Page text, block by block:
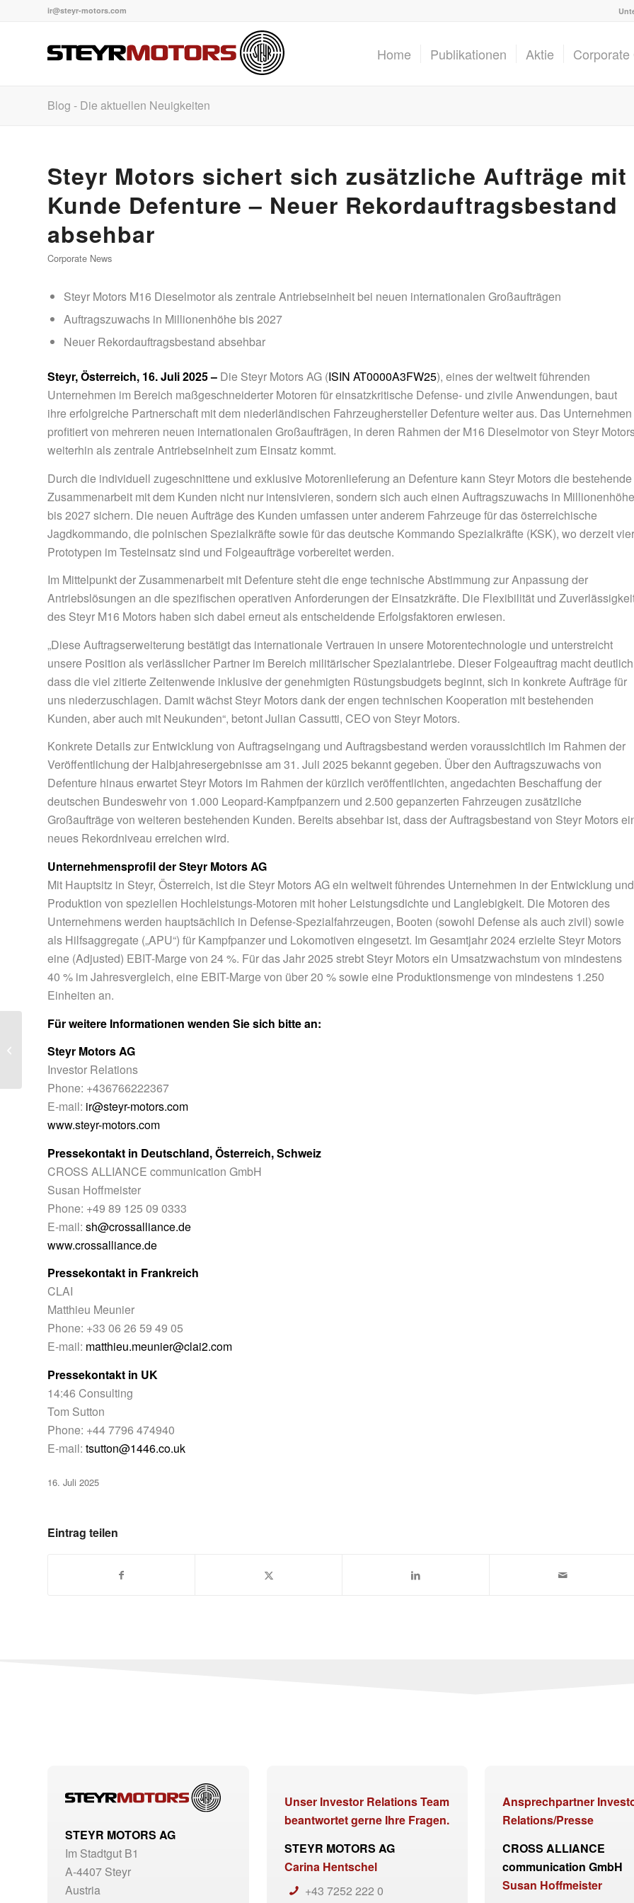
ir@steyr-motors.com
Home Publikationen Aktie
Blog - Die aktuellen Neuigkeiten
Steyr Motors sichert sich zusätzliche Aufträge mit
Kunde Defenture – Neuer Rekordauftragsbestand
absehbar
Corporate News
Steyr Motors M16 Dieselmotor als zentrale Antriebseinheit bei neuen internationalen Großaufträgen
Auftragszuwachs in Millionenhöhe bis 2027
Neuer Rekordauftragsbestand absehbar
Steyr, Österreich, 16. Juli 2025 – Die Steyr Motors AG (ISIN AT0000A3FW25), eines der weltweit führenden
Unternehmen im Bereich maßgeschneiderter Motoren für einsatzkritische Defense- und zivile Anwendungen, baut
ihre erfolgreiche Partnerschaft mit dem niederländischen Fahrzeughersteller Defenture weiter aus. Das Unternehmen
profitiert von mehreren neuen internationalen Großaufträgen, in deren Rahmen der M16 Dieselmotor von Steyr
weiterhin als zentrale Antriebseinheit zum Einsatz kommt.
Durch die individuell zugeschnittene und exklusive Motorenlieferung an Defenture kann Steyr Motors die bestehende
Zusammenarbeit mit dem Kunden nicht nur intensivieren, sondern sich auch einen Auftragszuwachs in Millionenhöhe
bis 2027 sichern. Die neuen Aufträge des Kunden umfassen unter anderem Fahrzeuge für das österreichische
Jagdkommando, die polnischen Spezialkräfte sowie für das deutsche Kommando Spezialkräfte (KSK), wo derzeit vier
Prototypen im Testeinsatz sind und Folgeaufträge vorbereitet werden.
Im Mittelpunkt der Zusammenarbeit mit Defenture steht die enge technische Abstimmung zur Anpassung der
Antriebslösungen an die spezifischen operativen Anforderungen der Einsatzkräfte. Die Flexibilität und
des Steyr M16 Motors haben sich dabei erneut als entscheidende Erfolgsfaktoren erwiesen.
„Diese Auftragserweiterung bestätigt das internationale Vertrauen in unsere Motorentechnologie und unterstreicht
unsere Position als verlässlicher Partner im Bereich militärischer Spezialantriebe. Dieser Folgeauftrag macht
dass die viel zitierte Zeitenwende inklusive der genehmigten Rüstungsbudgets beginnt, sich in konkrete Aufträge für
uns niederzuschlagen. Damit wächst Steyr Motors dank der engen technischen Kooperation mit bestehenden
Kunden, aber auch mit Neukunden“, betont Julian Cassutti, CEO von Steyr Motors.
Konkrete Details zur Entwicklung von Auftragseingang und Auftragsbestand werden voraussichtlich im Rahmen der
Veröffentlichung der Halbjahresergebnisse am 31. Juli 2025 bekannt gegeben. Über den Auftragszuwachs von
Defenture hinaus erwartet Steyr Motors im Rahmen der kürzlich veröffentlichten, angedachten Beschaffung der
deutschen Bundeswehr von 1.000 Leopard-Kampfpanzern und 2.500 gepanzerten Fahrzeugen zusätzliche
Großaufträge von weiteren bestehenden Kunden. Bereits absehbar ist, dass der Auftragsbestand von Steyr Motors
neues Rekordniveau erreichen wird.
Unternehmensprofil der Steyr Motors AG
Mit Hauptsitz in Steyr, Österreich, ist die Steyr Motors AG ein weltweit führendes Unternehmen in der Entwicklung und
Produktion von speziellen Hochleistungs-Motoren mit hoher Leistungsdichte und Langlebigkeit. Die Motoren des
Unternehmens werden hauptsächlich in Defense-Spezialfahrzeugen, Booten (sowohl Defense als auch zivil) sowie
als Hilfsaggregate („APU“) für Kampfpanzer und Lokomotiven eingesetzt. Im Gesamtjahr 2024 erzielte Steyr Motors
eine (Adjusted) EBIT-Marge von 24 %. Für das Jahr 2025 strebt Steyr Motors ein Umsatzwachstum von mindestens
40 % im Jahresvergleich, eine EBIT-Marge von über 20 % sowie eine Produktionsmenge von mindestens 1.250
Einheiten an.
Für weitere Informationen wenden Sie sich bitte an:
Steyr Motors AG
Investor Relations
Phone: +436766222367
E-mail: ir@steyr-motors.com
www.steyr-motors.com
Pressekontakt in Deutschland, Österreich, Schweiz
CROSS ALLIANCE communication GmbH
Susan Hoffmeister
Phone: +49 89 125 09 0333
E-mail: sh@crossalliance.de
www.crossalliance.de
Pressekontakt in Frankreich
CLAI
Matthieu Meunier
Phone: +33 06 26 59 49 05
E-mail: matthieu.meunier@clai2.com
Pressekontakt in UK
14:46 Consulting
Tom Sutton
Phone: +44 7796 474940
E-mail: tsutton@1446.co.uk
16. Juli 2025
Eintrag teilen
STEYR MOTORS AG
Im Stadtgut B1
A-4407 Steyr
Austria
Unser Investor Relations Team
beantwortet gerne Ihre Fragen.
STEYR MOTORS AG
Carina Hentschel
+43 7252 222 0
Ansprechpartner
Relations/Presse
CROSS ALLIANCE
communication GmbH
Susan Hoffmeister
den USA – Abschluss eines weiteren
Rahm...